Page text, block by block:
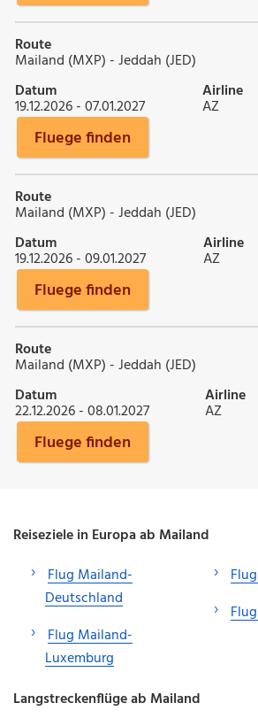
Route
Mailand (MXP) - Jeddah (JED)
Datum
19.12.2026 - 07.01.2027
Airline
AZ
Fluege finden
Route
Mailand (MXP) - Jeddah (JED)
Datum
19.12.2026 - 09.01.2027
Airline
AZ
Fluege finden
Route
Mailand (MXP) - Jeddah (JED)
Datum
22.12.2026 - 08.01.2027
Airline
AZ
Fluege finden
Reiseziele in Europa ab Mailand
Flug Mailand-
Deutschland
Flug Mailand-
Luxemburg
Langstreckenflüge ab Mailand